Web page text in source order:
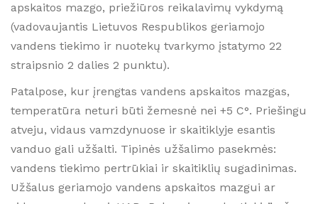
apskaitos mazgo, priežiūros reikalavimų vykdymą
(vadovaujantis Lietuvos Respublikos geriamojo
vandens tiekimo ir nuotekų tvarkymo įstatymo 22
straipsnio 2 dalies 2 punktu).
Patalpose, kur įrengtas vandens apskaitos mazgas,
temperatūra neturi būti žemesnė nei +5 C°. Priešingu
atveju, vidaus vamzdynuose ir skaitiklyje esantis
vanduo gali užšalti. Tipinės užšalimo pasekmės:
vandens tiekimo pertrūkiai ir skaitiklių sugadinimas.
Užšalus geriamojo vandens apskaitos mazgui ar